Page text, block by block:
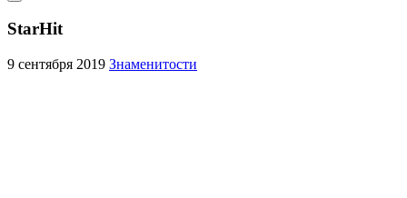
StarHit
9 сентября 2019 Знаменитости